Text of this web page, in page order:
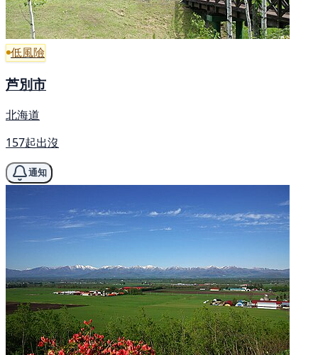
低風險
芦別市
北海道
157起出沒
通知